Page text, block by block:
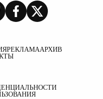
РЕКЛАМААРХИВ